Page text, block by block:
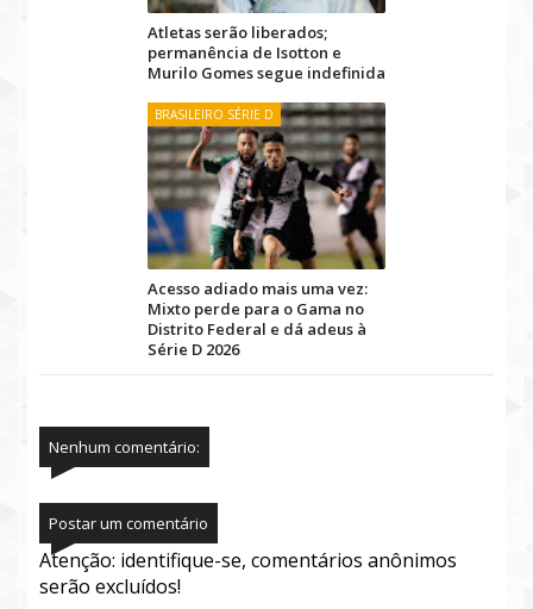
Atletas serão liberados;
permanência de Isotton e
Murilo Gomes segue indefinida
BRASILEIRO SÉRIE D
Acesso adiado mais uma vez:
Mixto perde para o Gama no
Distrito Federal e dá adeus à
Série D 2026
Nenhum comentário:
Postar um comentário
Atenção: identifique-se, comentários anônimos
serão excluídos!